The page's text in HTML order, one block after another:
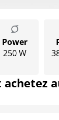
Power
250 W
achetez